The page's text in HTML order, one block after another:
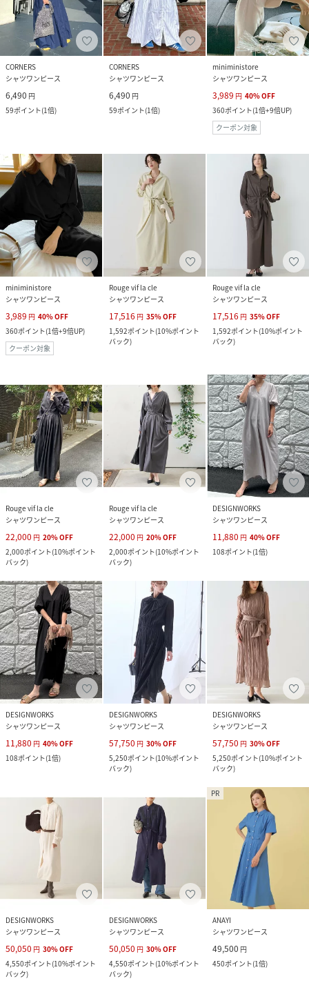
CORNERS
シャツワンピース
6,490 円
59ポイント(1倍)
CORNERS
シャツワンピース
6,490 円
59ポイント(1倍)
miniministore
シャツワンピース
3,989 円 40%OFF
360ポイント(1倍+9倍UP)
クーポン対象
miniministore
シャツワンピース
3,989 円 40%OFF
360ポイント(1倍+9倍UP)
クーポン対象
Rouge vif la cle
シャツワンピース
17,516 円 35%OFF
1,592ポイント(10%ポイント
バック)
Rouge vif la cle
シャツワンピース
17,516 円 35%OFF
1,592ポイント(10%ポイント
バック)
Rouge vif la cle
シャツワンピース
22,000 円 20%OFF
2,000ポイント(10%ポイント
バック)
Rouge vif la cle
シャツワンピース
22,000 円 20%OFF
2,000ポイント(10%ポイント
バック)
DESIGNWORKS
シャツワンピース
11,880 円 40%OFF
108ポイント(1倍)
DESIGNWORKS
シャツワンピース
11,880 円 40%OFF
108ポイント(1倍)
DESIGNWORKS
シャツワンピース
57,750 円 30%OFF
5,250ポイント(10%ポイント
バック)
DESIGNWORKS
シャツワンピース
57,750 円 30%OFF
5,250ポイント(10%ポイント
バック)
DESIGNWORKS
シャツワンピース
50,050 円 30%OFF
4,550ポイント(10%ポイント
バック)
DESIGNWORKS
シャツワンピース
50,050 円 30%OFF
4,550ポイント(10%ポイント
バック)
PR
ANAYI
シャツワンピース
49,500 円
450ポイント(1倍)